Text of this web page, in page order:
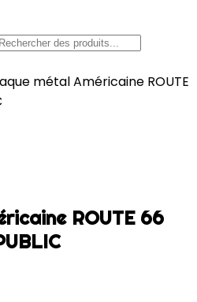
métal Américaine ROUTE
ROUTE 66